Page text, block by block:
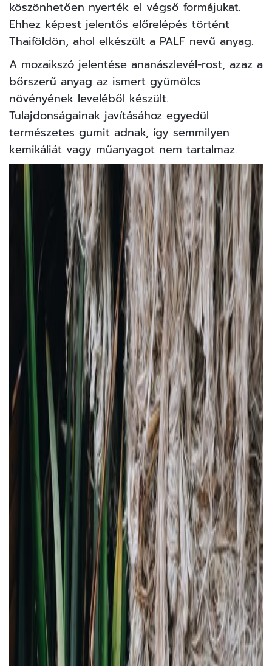
köszönhetően nyerték el végső formájukat.
Ehhez képest jelentős előrelépés történt
Thaiföldön, ahol elkészült a PALF nevű anyag.
A mozaikszó jelentése ananászlevél-rost, azaz a
bőrszerű anyag az ismert gyümölcs
növényének leveléből készült.
Tulajdonságainak javításához egyedül
természetes gumit adnak, így semmilyen
kemikáliát vagy műanyagot nem tartalmaz.